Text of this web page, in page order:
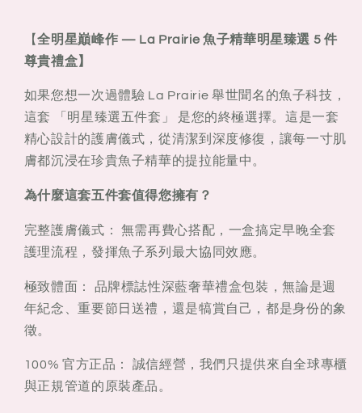
【全明星巔峰作 — La Prairie 魚子精華明星臻選 5 件
尊貴禮盒】
如果您想一次過體驗 La Prairie 舉世聞名的魚子科技，
這套
「明星臻選五件套」
是您的終極選擇。這是一套
精心設計的護膚儀式，從清潔到深度修復，讓每一寸肌
膚都沉浸在珍貴魚子精華的提拉能量中。
為什麼這套五件套值得您擁有？
完整護膚儀式：
無需再費心搭配，一盒搞定早晚全套
護理流程，發揮魚子系列最大協同效應。
極致體面：
品牌標誌性深藍奢華禮盒包裝，無論是週
年紀念、重要節日送禮，還是犒賞自己，都是身份的象
徵。
100% 官方正品：
誠信經營，我們只提供來自全球專櫃
與正規管道的原裝產品。